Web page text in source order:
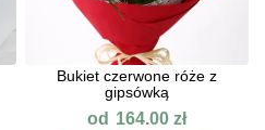
Bukiet czerwone róże z
gipsówką
od 164.00zł